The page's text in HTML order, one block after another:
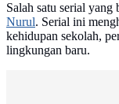
Salah satu serial yang
Nurul. Serial ini
kehidupan sekolah,
lingkungan baru.